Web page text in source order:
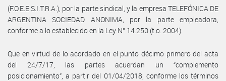
(F.O.E.E.S.I.T.R.A.), por la parte sindical, y la empresa TELEFÓNICA DE
ARGENTINA SOCIEDAD ANONIMA, por la parte empleadora,
conforme a lo establecido en la Ley N° 14.250 (t.o. 2004).
Que en virtud de lo acordado en el punto décimo primero del acta
del 24/7/17, las partes acuerdan un “complemento
posicionamiento”, a partir del 01/04/2018, conforme los términos